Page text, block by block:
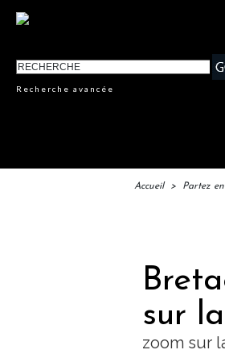
Recherche avancée
Accueil > Partez
sur
zoom sur